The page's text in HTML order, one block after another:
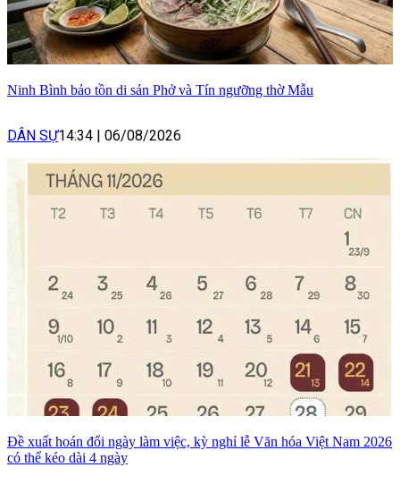
Ninh Bình bảo tồn di sản Phở và Tín ngưỡng thờ Mẫu
DÂN SỰ14:34 | 06/08/2026
Đề xuất hoán đổi ngày làm việc, kỳ nghỉ lễ Văn hóa Việt Nam 2026
có thể kéo dài 4 ngày